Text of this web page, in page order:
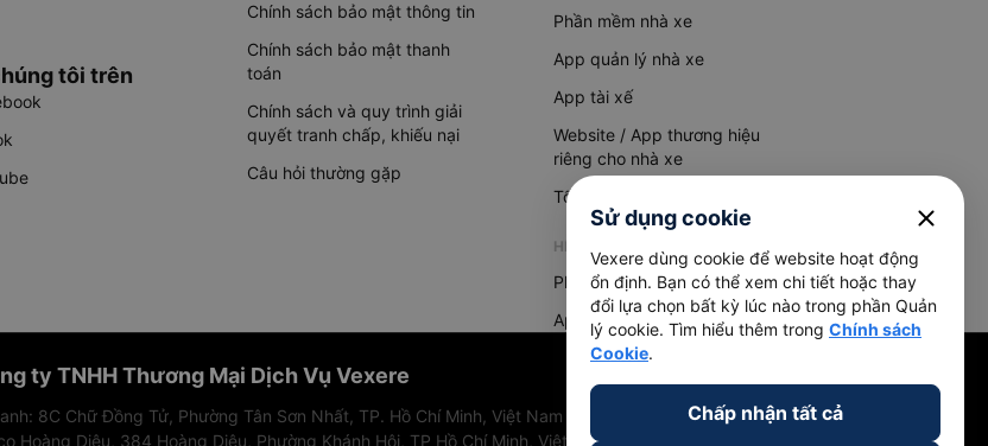
tôi trên
Chính sách bảo mật thông tin
Chính sách bảo mật thanh
toán
Chính sách và quy trình giải
quyết tranh chấp, khiếu nại
Câu hỏi thường gặp
Phần mềm nhà xe
App quản lý nhà xe
App tài xế
Website / App thương hiệu
riêng cho nhà xe
Tổng đài AI
HỆ THỐNG QUẢN LÝ HÀNG HOÁ
Phần mềm quản lý hàng hoá
App quản lý hàng hoá
ty TNHH Thương Mại Dịch Vụ Vexere
8C Chữ Đồng Tử, Phường Tân Sơn Nhất, TP. Hồ Chí Minh, Việt Nam
Hoàng Diệu, 384 Hoàng Diệu, Phường Khánh Hội, TP Hồ Chí Minh, Việt Nam
Sử dụng cookie close
Vexere dùng cookie để website hoạt động
ổn định. Bạn có thể xem chi tiết hoặc thay
đổi lựa chọn bất kỳ lúc nào trong phần Quản
lý cookie. Tìm hiểu thêm trong Chính sách
Cookie.
Chấp nhận tất cả